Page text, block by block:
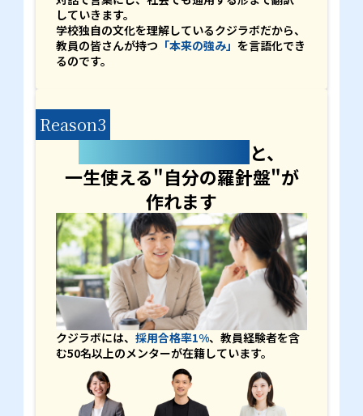
していきます。
学校独自の文化を理解しているクジラボだから、
教員の皆さんが持つ 「本来の強み」 を言語化でき
るのです。
Reason3
と、
一生使える"自分の羅針盤"が
作れます
クジラボには、 採用合格率1%、教員経験者を含
む50名以上のメンターが在籍しています。